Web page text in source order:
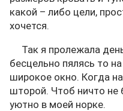
какой – либо цели,
хочется.
Так я пролежала
бесцельно пялясь то
широкое окно. Когда
шторой. Чтоб ничто не
уютно в моей норке.